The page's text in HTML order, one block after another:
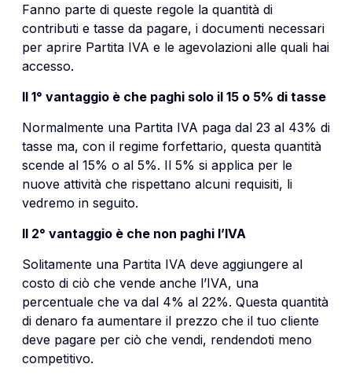
Fanno parte di queste regole la quantità di
contributi e tasse da pagare, i documenti necessari
per aprire Partita IVA e le agevolazioni alle quali hai
accesso.
Il 1° vantaggio è che paghi solo il 15 o 5% di tasse
Normalmente una Partita IVA paga dal 23 al 43% di
tasse ma, con il regime forfettario, questa quantità
scende al 15% o al 5%. Il 5% si applica per le
nuove attività che rispettano alcuni requisiti, li
vedremo in seguito.
Il 2° vantaggio è che non paghi l’IVA
Solitamente una Partita IVA deve aggiungere al
costo di ciò che vende anche l’IVA, una
percentuale che va dal 4% al 22%. Questa quantità
di denaro fa aumentare il prezzo che il tuo cliente
deve pagare per ciò che vendi, rendendoti meno
competitivo.